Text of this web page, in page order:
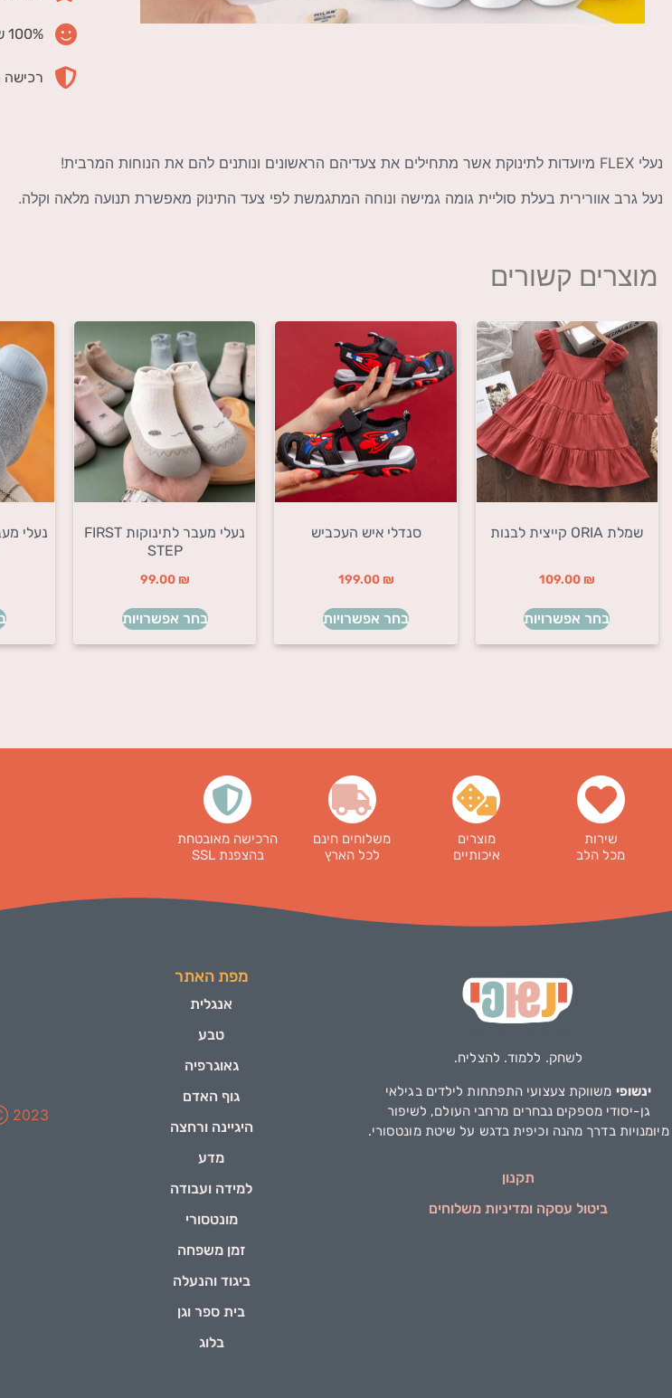
100% שביעות רצון לקוחות
נעלי FLEX מיועדות לתינוקת אשר מתחילים את צעדיהם הראשונים ונותנים להם את הנוחות המרבית!
נעל גרב אוורירית בעלת סוליית גומה גמישה ונוחה המתגמשת לפי צעד התינוק מאפשרת תנועה מלאה וקלה.
מוצרים קשורים
שמלת ORIA קייצית לבנות
109.00 ₪
בחר אפשרויות
סנדלי איש העכביש
199.00 ₪
בחר אפשרויות
נעלי מעבר לתינוקות FIRST
STEP
99.00 ₪
בחר אפשרויות
נעלי
שירות
מכל הלב
מוצרים
איכותיים
משלוחים חינם
לכל הארץ
הרכישה מאובטחת
בהצפנת SSL
לשחק. ללמוד. להצליח.
ינשופי משווקת צעצועי התפתחות לילדים בגילאי
גן-יסודי מספקים נבחרים מרחבי העולם, לשיפור
מיומנויות בדרך מהנה וכיפית בדגש על שיטת מונטסורי.
תקנון
ביטול עסקה ומדיניות משלוחים
מפת האתר
אנגלית
טבע
גאוגרפיה
גוף האדם
היגיינה ורחצה
מדע
למידה ועבודה
מונטסורי
זמן משפחה
ביגוד והנעלה
בית ספר וגן
בלוג
2023 Ⓒ כל הזכויות שמורות ל-ינשופי